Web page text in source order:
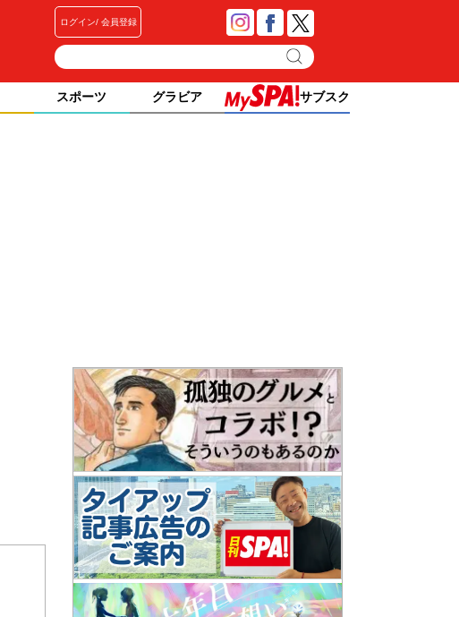
ログイン 会員登録
スポーツ グラビア サブスク